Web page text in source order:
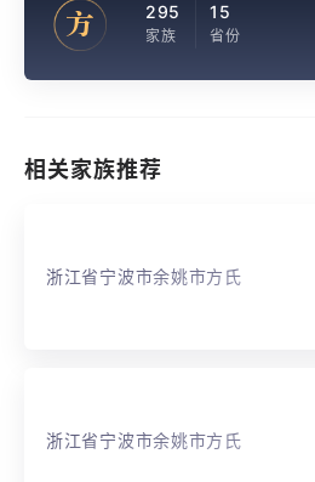
方 295
家族
15
省份
相关家族推荐
浙江省宁波市余姚市方氏
浙江省宁波市余姚市方氏